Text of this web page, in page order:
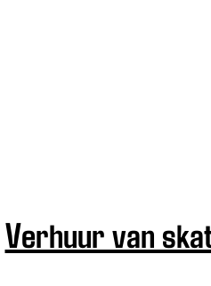
Verhuur van